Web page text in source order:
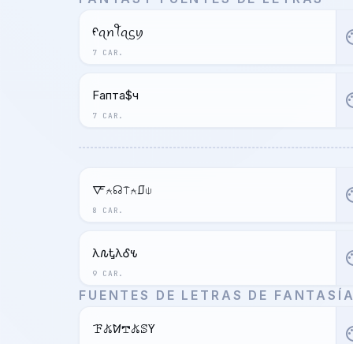
7 CAR.
ᠻꪖꪀꪻꪖᦓꪗ
7 CAR.
Fапта$ч
8 CAR.
🜅⍲☊⍑⍲⎎⍦
9 CAR.
Ӻλ𐒐ᎿλᎴ𐒍
FUENTES DE LETRAS DE
ꘘ𖤬ꛘ𖢧𖤬ꕷꚲ